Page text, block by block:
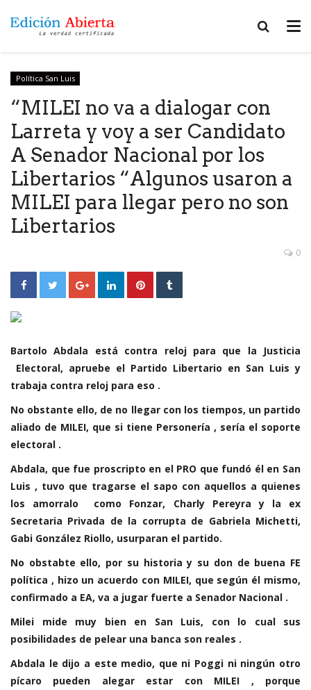
Política San Luis
“MILEI no va a dialogar con
Larreta y voy a ser Candidato
A Senador Nacional por los
Libertarios “Algunos usaron a
MILEI para llegar pero no son
Libertarios
0
Bartolo Abdala está contra reloj para que la Justicia
Electoral, apruebe el Partido Libertario en San Luis y
trabaja contra reloj para eso .
No obstante ello, de no llegar con los tiempos, un partido
aliado de MILEI, que si tiene Personería , sería el soporte
electoral .
Abdala, que fue proscripto en el PRO que fundó él en San
Luis , tuvo que tragarse el sapo con aquellos a quienes
los amorralo como Fonzar, Charly Pereyra y la ex
Secretaria Privada de la corrupta de Gabriela Michetti,
Gabi González Riollo, usurparan el partido.
No obstabte ello, por su historia y su don de buena FE
política , hizo un acuerdo con MILEI, que según él mismo,
confirmado a EA, va a jugar fuerte a Senador Nacional .
Milei mide muy bien en San Luis, con lo cual sus
posibilidades de pelear una banca son reales .
Abdala le dijo a este medio, que ni Poggi ni ningún otro
pícaro pueden alegar estar con MILEI , porque